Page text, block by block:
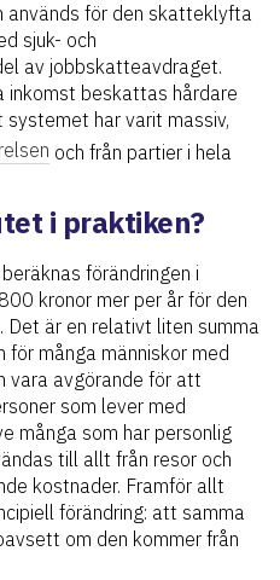
används för den skatteklyfta
sjuk- och
av jobbskatteavdraget.
inkomst beskattas hårdare
har varit massiv,
och från partier i hela
i praktiken?
beräknas förändringen i
kronor mer per år för den
är en relativt liten summa
många människor med
vara avgörande för att
som lever med
många som har personlig
till allt från resor och
kostnader. Framför allt
förändring: att samma
om den kommer från